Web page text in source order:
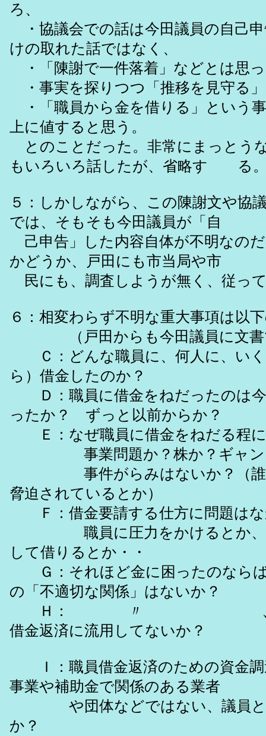
ろ、
・協議会での話は今田議員の自己
けの取れた話ではなく、
・「陳謝で一件落着」などとは思
・事実を探りつつ「推移を見守る
・「職員から金を借りる」という
上に値すると思う。
とのことだった。非常にまっとう
もいろいろ話したが、省略す る
５：しかしながら、この陳謝文や協
では、そもそも今田議員が「自
己申告」した内容自体が不明なの
かどうか、戸田にも市当局や市
民にも、調査しようが無く、従っ
６：相変わらず不明な重大事項は以
（戸田からも今田議員に文書
Ｃ：どんな職員に、何人に、いく
ら）借金したのか？
Ｄ：職員に借金をねだったのは今
ったか？ ずっと以前からか？
Ｅ：なぜ職員に借金をねだる程に
事業問題か？株か？ギャン
事件がらみはないか？（誰か
脅迫されているとか）
Ｆ：借金要請する仕方に問題はな
職員に圧力をかけるとか、勤
して借りるとか・・
Ｇ：それほど金に困ったのならば
の「不適切な関係」はないか？
Ｈ： 〃 、「政務
借金返済に流用してないか？
Ｉ：職員借金返済のための資金調
事業や補助金で関係のある業者
や団体などではない、議員と
か？